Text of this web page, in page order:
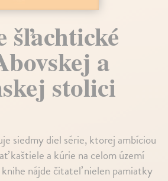
šľachtické
a
stolici
siedmy diel série, ktorej ambíciou
kaštiele a kúrie na celom území
nájde čitateľ nielen pamiatky